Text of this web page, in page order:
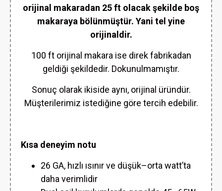
orijinal makaradan 25 ft olacak şekilde boş
makaraya bölünmüştür. Yani tel yine
orijinaldir.
100 ft orijinal makara ise direk fabrikadan
geldiği şekildedir. Dokunulmamıştır.
Sonuç olarak ikiside aynı, orijinal üründür.
Müşterilerimiz istediğine göre tercih edebilir.
Kısa deneyim notu
26 GA, hızlı ısınır ve düşük–orta watt’ta
daha verimlidir